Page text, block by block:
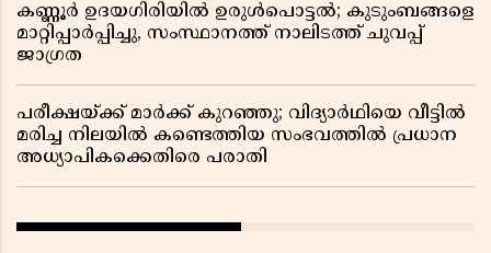
കണ്ണൂർ ഉദയഗിരിയിൽ ഉരുൾപൊട്ടൽ; കുടുംബങ്ങളെ
മാറ്റിപ്പാർപ്പിച്ചു, സംസ്ഥാനത്ത് നാലിടത്ത് ചുവപ്പ്
ജാഗ്രത
പരീക്ഷയ്ക്ക് മാർക്ക് കുറഞ്ഞു; വിദ്യാർഥിയെ വീട്ടിൽ
മരിച്ച നിലയിൽ കണ്ടെത്തിയ സംഭവത്തിൽ പ്രധാന
അധ്യാപികക്കെതിരെ പരാതി